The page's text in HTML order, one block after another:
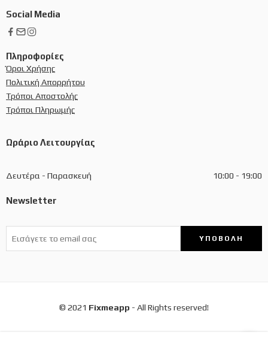
Social Media
Πληροφορίες
Όροι Χρήσης
Πολιτική Απορρήτου
Τρόποι Αποστολής
Τρόποι Πληρωμής
Ωράριο Λειτουργίας
Δευτέρα - Παρασκευή 10:00 - 19:00
Newsletter
© 2021 Fixmeapp - All Rights reserved!